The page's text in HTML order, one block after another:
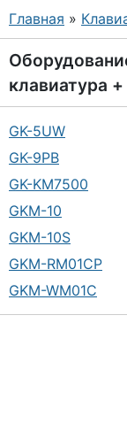
Главная »
клавиатура
GK-5UW
GK-9PB
GK-KM7500
GKM-10
GKM-10S
GKM-RM01CP
GKM-WM01C